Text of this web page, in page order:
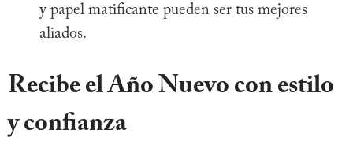
y papel matificante pueden ser tus mejores
aliados.
Recibe el Año Nuevo con estilo
y confianza